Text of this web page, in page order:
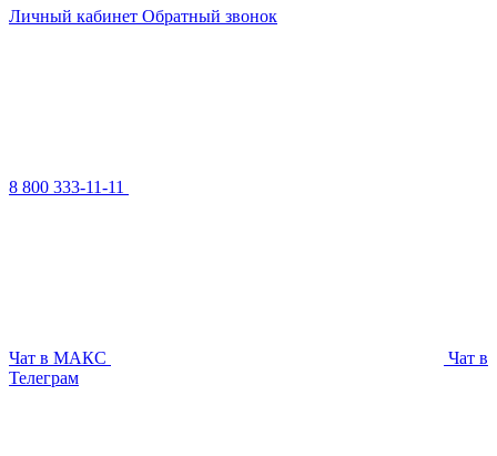
Личный кабинет Обратный звонок
8 800 333-11-11
Чат в МАКС
Чат в
Телеграм